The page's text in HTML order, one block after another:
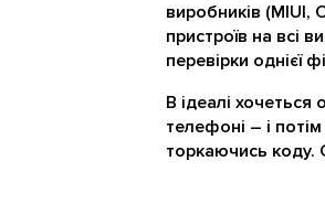
виробників (MIUI,
пристроїв на всі
перевірки однієї
В ідеалі
телефоні – і
торкаючись коду.